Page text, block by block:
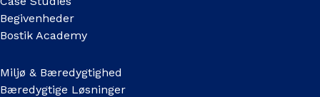
Begivenheder
Bostik Academy
Miljø & Bæredygtighed
Bæredygtige Løsninger